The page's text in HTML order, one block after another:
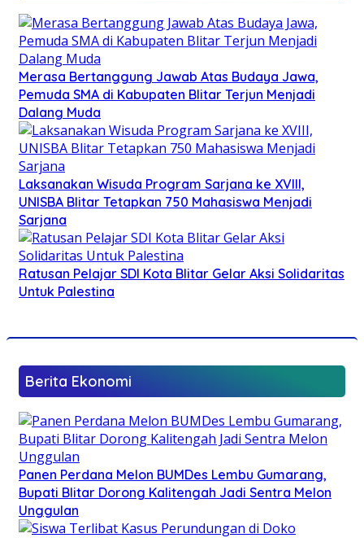
Merasa Bertanggung Jawab Atas Budaya Jawa,
Pemuda SMA di Kabupaten Blitar Terjun Menjadi
Dalang Muda
Laksanakan Wisuda Program Sarjana ke XVIII,
UNISBA Blitar Tetapkan 750 Mahasiswa Menjadi
Sarjana
Ratusan Pelajar SDI Kota Blitar Gelar Aksi Solidaritas
Untuk Palestina
Berita Ekonomi
Panen Perdana Melon BUMDes Lembu Gumarang,
Bupati Blitar Dorong Kalitengah Jadi Sentra Melon
Unggulan